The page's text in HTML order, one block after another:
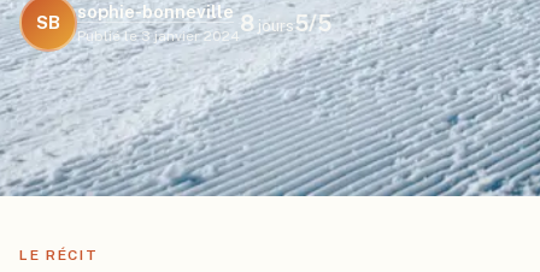
SB
sophie-bonneville
Publié le 3 janvier 2024
8 jours5/5
LE RÉCIT